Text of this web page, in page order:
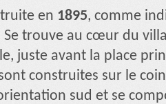
en 1895, comme
Se trouve au cœur du
juste avant la place
construites sur le
sud et se